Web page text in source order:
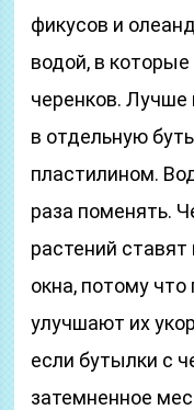
фикусов и
водой, в
черенков.
в отдельную
пластилином.
раза поменять.
растений
окна, потому
улучшают их
если бутылки с
затемненное